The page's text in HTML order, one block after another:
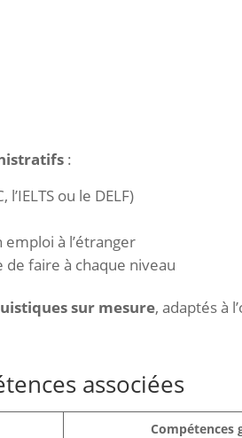
:
ou le DELF)
emploi à l’étranger
de faire à chaque niveau
sur mesure, adaptés à
associées
Compétences